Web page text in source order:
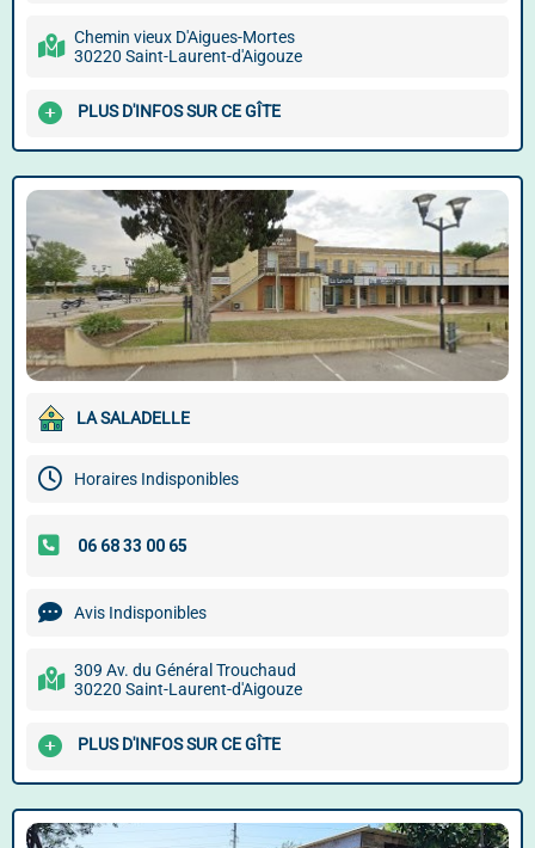
Chemin vieux D'Aigues-Mortes
30220 Saint-Laurent-d'Aigouze
PLUS D'INFOS SUR CE GÎTE
LA SALADELLE
Horaires Indisponibles
Avis Indisponibles
309 Av. du Général Trouchaud
30220 Saint-Laurent-d'Aigouze
PLUS D'INFOS SUR CE GÎTE